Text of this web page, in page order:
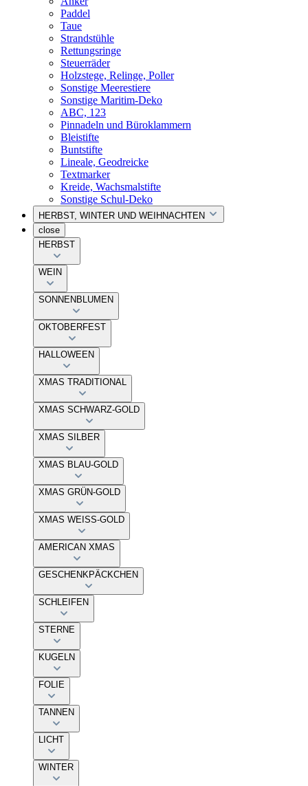
Paddel
Taue
Strandstühle
Rettungsringe
Steuerräder
Holzstege, Relinge, Poller
Sonstige Meerestiere
Sonstige Maritim-Deko
ABC, 123
Pinnadeln und Büroklammern
Bleistifte
Buntstifte
Lineale, Geodreicke
Textmarker
Kreide, Wachsmalstifte
Sonstige Schul-Deko
HERBST, WINTER UND WEIHNACHTEN
close
HERBST
WEIN
SONNENBLUMEN
OKTOBERFEST
HALLOWEEN
XMAS TRADITIONAL
XMAS SCHWARZ-GOLD
XMAS SILBER
XMAS BLAU-GOLD
XMAS GRÜN-GOLD
XMAS WEISS-GOLD
AMERICAN XMAS
GESCHENKPÄCKCHEN
SCHLEIFEN
STERNE
KUGELN
FOLIE
TANNEN
LICHT
WINTER